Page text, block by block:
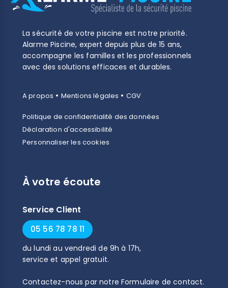
La sécurité de votre piscine est notre priorité.
Alarme Piscine, expert depuis plus de 15 ans,
accompagne les familles et les professionnels
avec des solutions efficaces et durables.
A propos • Mentions légales • CGV
Politique de confidentialité des données
Déclaration d'accessibilité
Personnaliser les cookies
À votre écoute
Service Client
05 56 78 78 11
dulundi au vendredi de 9h à 17h,
service et appel gratuit.
Contactez-nous par notre Formulaire de contact.